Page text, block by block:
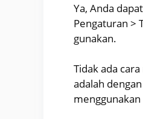
Ya, Anda
Pengaturan >
gunakan.
Tidak ada
adalah